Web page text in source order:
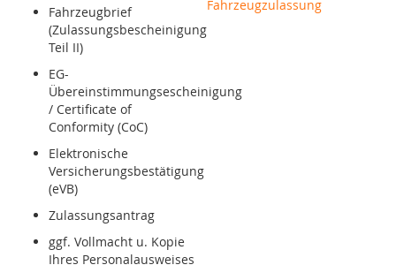
Fahrzeugbrief
(Zulassungsbescheinigung
Teil II)
EG-
Übereinstimmungsescheinigung
/ Certificate of
Conformity (CoC)
Elektronische
Versicherungsbestätigung
(eVB)
Zulassungsantrag
ggf. Vollmacht u. Kopie
Ihres Personalausweises
Fahrzeugzulassung